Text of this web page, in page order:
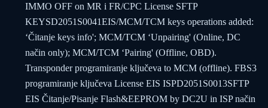
IMMO OFF on MR i FR/CPC License SFTP
KEYSD2051S0041EIS/MCM/TCM keys operations added:
‘Čitanje keys info'; MCM/TCM ‘Unpairing' (Online, DC
način only); MCM/TCM ‘Pairing' (Offline, OBD).
Transponder programiranje ključeva to MCM (offline). FBS3
programiranje ključeva License EIS ISPD2051S0013SFTP
EIS Čitanje/Pisanje Flash&EEPROM by DC2U in ISP način